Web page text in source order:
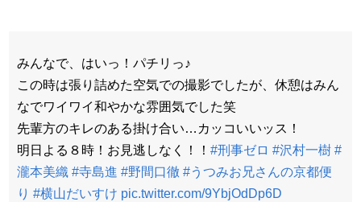
みんなで、はいっ！パチリっ♪
この時は張り詰めた空気での撮影でしたが、休憩はみん
なでワイワイ和やかな雰囲気でした笑
先輩方のキレのある掛け合い…カッコいいッス！
明日よる８時！お見逃しなく！！ #刑事ゼロ #沢村一樹 #
瀧本美織 #寺島進 #野間口徹 #うつみお兄さんの京都便
り #横山だいすけ pic.twitter.com/9YbjOdDp6D